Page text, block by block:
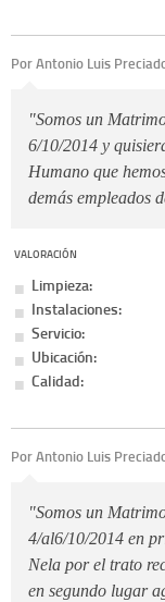
Por Antonio Luis
"Somos un
6/10/2014 y
Humano que
demás empleados
VALORACIÓN
Limpieza:
Instalaciones:
Servicio:
Ubicación:
Calidad:
Por Antonio Luis
"Somos un
4/al6/10/2014 en
Nela por el trato
en segundo lugar